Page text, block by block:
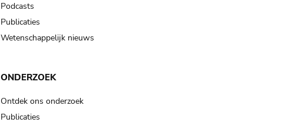
Podcasts
Publicaties
Wetenschappelijk nieuws
ONDERZOEK
Ontdek ons onderzoek
Publicaties